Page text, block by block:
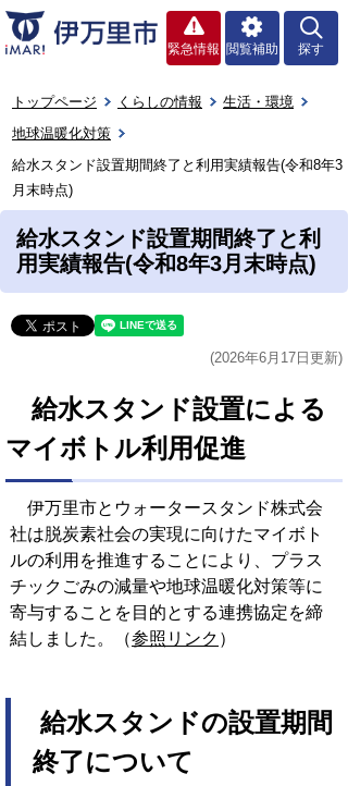
緊急情報 閲覧補助 探す
トップページ くらしの情報
生活・環境
地球温暖化対策
給水スタンド設置期間終了と利用実績報告(令和8年3
月末時点)
給水スタンド設置期間終了と利
用実績報告(令和8年3月末時点)
(2026年6月17日更新)
給水スタンド設置による
マイボトル利用促進
伊万里市とウォータースタンド株式会
社は脱炭素社会の実現に向けたマイボト
ルの利用を推進することにより、プラス
チックごみの減量や地球温暖化対策等に
寄与することを目的とする連携協定を締
結しました。（参照リンク ）
給水スタンドの設置期間
終了について